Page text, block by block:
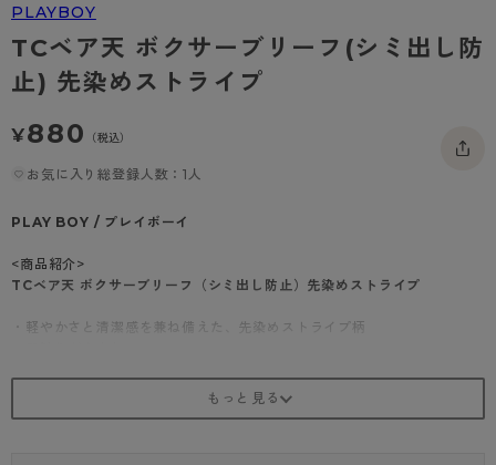
- 柄タイツ
- ひざ下丈タイツ
肌着・インナー
- スポーツボトムス
雑貨・小物
BT
スクールタイム
配送方法について
PLAYBOY
TCベア天 ボクサーブリーフ(シミ出し防
止) 先染めストライプ
¥880 （税込）
お気に入り総登録人数：1人
PLAY BOY / プレイボーイ
<商品紹介>
TCベア天 ボクサーブリーフ（シミ出し防止）先染めストライプ
・軽やかさと清潔感を兼ね備えた、先染めストライプ柄
・シミ出し防止機能付きで、アウターへのシミを防ぐ